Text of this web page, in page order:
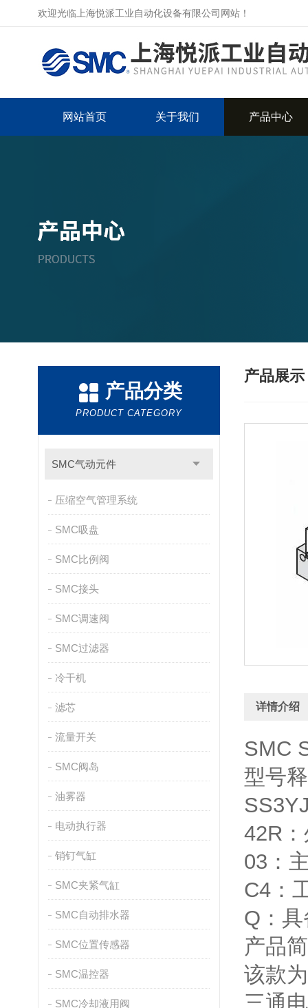
欢迎光临上海悦派工业自动化设备有限公司网站！
网站首页 关于我们 产品中心
产品分类
PRODUCT CATEGORY
SMC气动元件
压缩空气管理系统
SMC吸盘
SMC比例阀
SMC接头
SMC调速阀
SMC过滤器
冷干机
滤芯
流量开关
SMC阀岛
油雾器
电动执行器
销钉气缸
SMC夹紧气缸
SMC自动排水器
SMC位置传感器
SMC温控器
SMC冷却液用阀
产品展示
详情介绍
SMC
型号
42R
03：
C4：
Q：
产品
该款
三通